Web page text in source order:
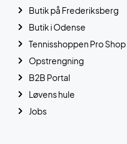
Butik på Frederiksberg
Butik i Odense
Tennisshoppen Pro Shop
Opstrengning
B2B Portal
Løvens hule
Jobs